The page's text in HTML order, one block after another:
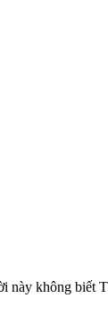
không biết